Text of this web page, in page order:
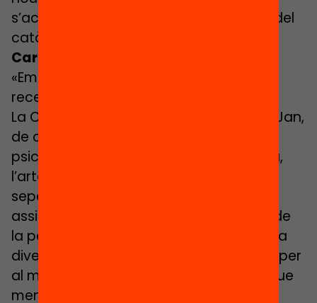
s’acabés d’escola». Van somriure. Sort del
catàleg tan abundant d’en Verne.
Carmen López, arquitecta
«Em va agradar l’alegria de l’espai i la
recerca del rigor»
La Carmen López, arquitecta, mare del Jan,
de cinc anys, va creuar la barrera
psicològica que suposa, segons explica,
l’artèria de la Gran Via de Sabadell que
separa dos mons socials diferents, per
assistir a la jornada de portes obertes de
la petita escola Samuntada. «Buscava la
diversitat perquè això prepara els nens per
al món real. Tanmateix, cada vegada que
mencionava la Samuntada, la gent